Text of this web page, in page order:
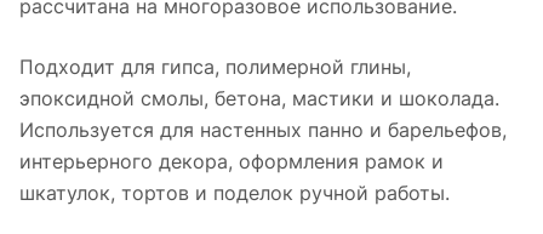
рассчитана на многоразовое использование.
Подходит для гипса, полимерной глины,
эпоксидной смолы, бетона, мастики и шоколада.
Используется для настенных панно и барельефов,
интерьерного декора, оформления рамок и
шкатулок, тортов и поделок ручной работы.